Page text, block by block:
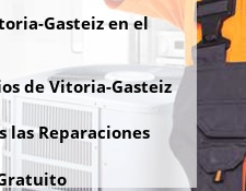
Gasteiz en el
de Vitoria-Gasteiz
las Reparaciones